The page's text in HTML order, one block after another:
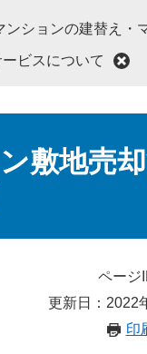
ンションの建替え・
ビスについて
敷地売
ページ
更新日：2022
印